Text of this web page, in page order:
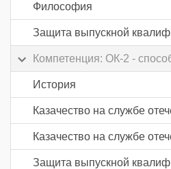
Философия
Компетенция: ОК-2 -
История
Казачество на службе
Казачество на службе